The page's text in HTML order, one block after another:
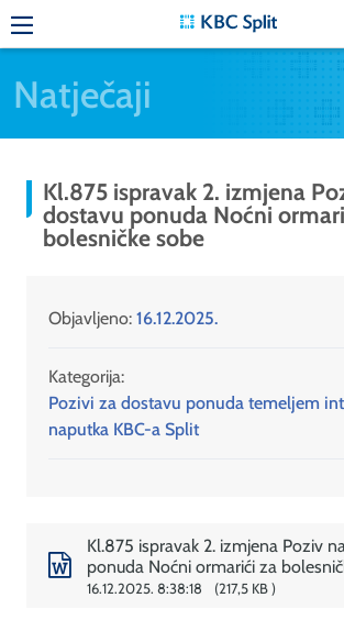
Natječaji
Kl.875 ispravak 2. izmjena
dostavu ponuda Noćni
bolesničke sobe
Objavljeno: 16.12.2025.
Kategorija:
Pozivi za dostavu ponuda temeljem
naputka KBC-a Split
Kl.875 ispravak 2. izmjena Poziv
ponuda Noćni ormarići za
16.12.2025. 8:38:18 217,5 KB